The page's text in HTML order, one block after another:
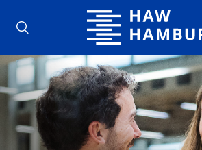
Hochschule für